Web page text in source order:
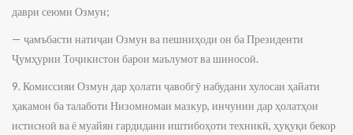
даври сеюми Озмун;
— ҷамъбасти натиҷаи Озмун ва пешниҳоди он ба Президенти
Ҷумҳурии Тоҷикистон барои маълумот ва шиносоӣ.
9. Комиссияи Озмун дар ҳолати ҷавобгӯ набудани хулосаи ҳайати
ҳакамон ба талаботи Низомномаи мазкур, инчунин дар ҳолатҳои
истисноӣ ва ё муайян гардидани иштибоҳоти техникӣ, ҳуқуқи бекор